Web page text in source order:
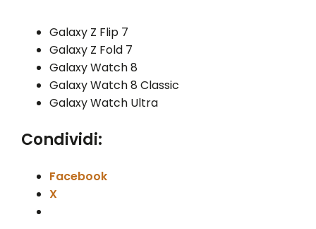
Galaxy Z Flip 7
Galaxy Z Fold 7
Galaxy Watch 8
Galaxy Watch 8 Classic
Galaxy Watch Ultra
Condividi:
Facebook
X